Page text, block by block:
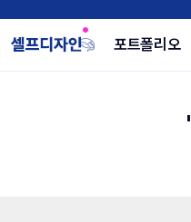
포트폴리오
'